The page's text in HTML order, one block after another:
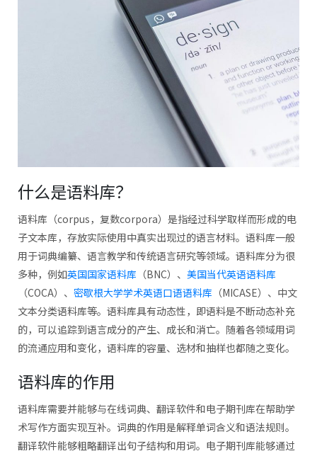
什么是语料库？
语料库（corpus，复数corpora）是指经过科学取样而形成的电
子文本库，存放实际使用中真实出现过的语言材料。语料库一般
用于词典编纂、语言教学和传统语言研究等领域。语料库分为很
多种，例如英国国家语料库 （BNC）、 美国当代英语语料库
（COCA）、 密歇根大学学术英语口语语料库 （MICASE）、中文
文本分类语料库等。语料库具有动态性，即语料是不断动态补充
的，可以追踪到语言成分的产生、成长和消亡。随着各领域用词
的流通应用和变化，语料库的容量、选材和抽样也都随之变化。
语料库的作用
语料库需要并能够与在线词典、翻译软件和电子期刊库在帮助学
术写作方面实现互补。词典的作用是解释单词含义和语法规则。
翻译软件能够粗略翻译出句子结构和用词。电子期刊库能够通过